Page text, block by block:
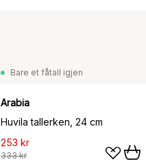
Bare et fåtall igjen
Arabia
Huvila tallerken, 24 cm
253 kr
333 kr